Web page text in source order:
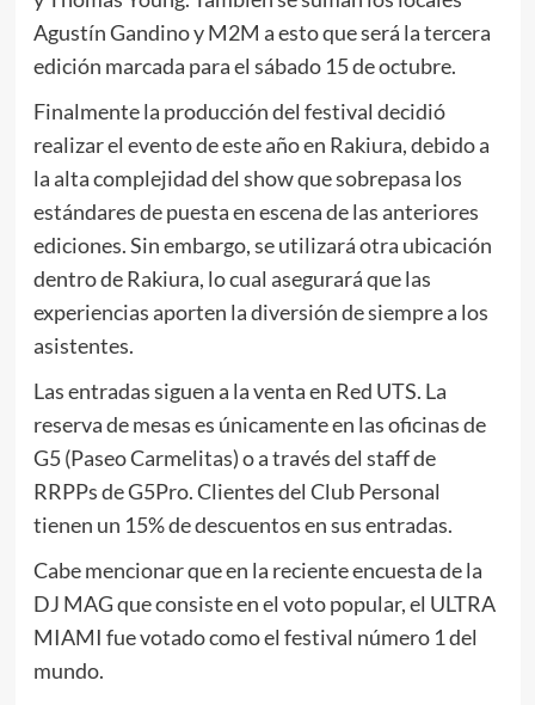
Agustín Gandino y M2M a esto que será la tercera
edición marcada para el sábado 15 de octubre.
Finalmente la producción del festival decidió
realizar el evento de este año en Rakiura, debido a
la alta complejidad del show que sobrepasa los
estándares de puesta en escena de las anteriores
ediciones. Sin embargo, se utilizará otra ubicación
dentro de Rakiura, lo cual asegurará que las
experiencias aporten la diversión de siempre a los
asistentes.
Las entradas siguen a la venta en Red UTS. La
reserva de mesas es únicamente en las oficinas de
G5 (Paseo Carmelitas) o a través del staff de
RRPPs de G5Pro. Clientes del Club Personal
tienen un 15% de descuentos en sus entradas.
Cabe mencionar que en la reciente encuesta de la
DJ MAG que consiste en el voto popular, el ULTRA
MIAMI fue votado como el festival número 1 del
mundo.